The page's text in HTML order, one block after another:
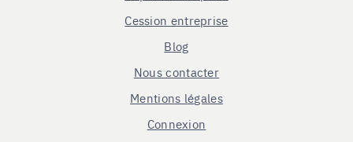
Cession entreprise
Blog
Nous contacter
Mentions légales
Connexion